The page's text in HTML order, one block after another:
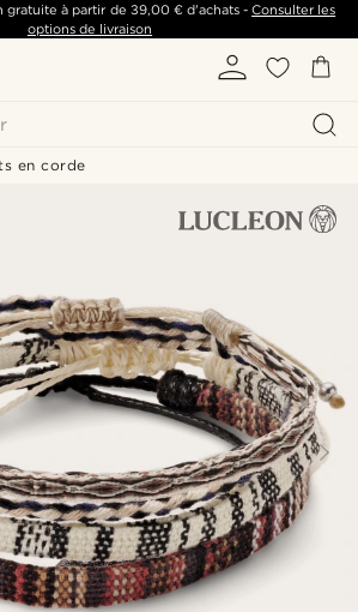
gratuite à partir de 39,00 €d'achats -Consulter les
options de livraison
en corde